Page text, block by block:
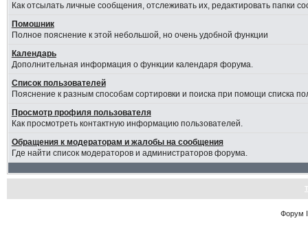
Как отсылать личные сообщения, отслеживать их, редактировать папки
Помошник
Полное пояснение к этой небольшой, но очень удобной функции
Календарь
Дополнительная информация о функции календаря форума.
Список пользователей
Пояснение к разным способам сортировки и поиска при помощи списка
Просмотр профиля пользователя
Как просмотреть контактную информацию пользователей.
Обращения к модераторам и жалобы на сообщения
Где найти список модераторов и администраторов форума.
Форум